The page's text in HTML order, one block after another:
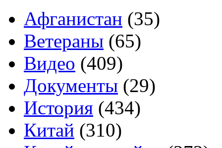
Афганистан (35)
Ветераны (65)
Видео (409)
Документы (29)
История (434)
Китай (310)